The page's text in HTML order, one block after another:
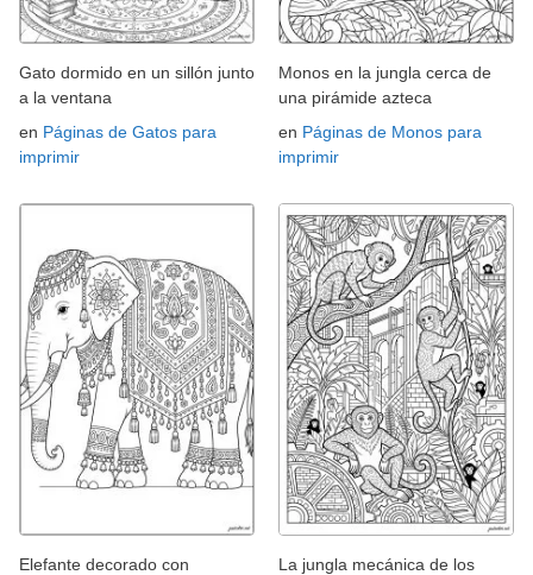
Gato dormido en un sillón junto
a la ventana
en Páginas de Gatos para
imprimir
Monos en la jungla cerca de
una pirámide azteca
en Páginas de Monos para
imprimir
Elefante decorado con
La jungla mecánica de los